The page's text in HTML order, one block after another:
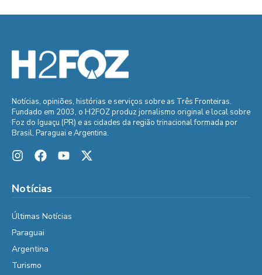
Notícias, opiniões, histórias e serviços sobre as Três Fronteiras.
Fundado em 2003, o H2FOZ produz jornalismo original e local sobre
Foz do Iguaçu (PR) e as cidades da região trinacional formada por
Brasil, Paraguai e Argentina.
Notícias
Últimas Notícias
Paraguai
Argentina
Turismo